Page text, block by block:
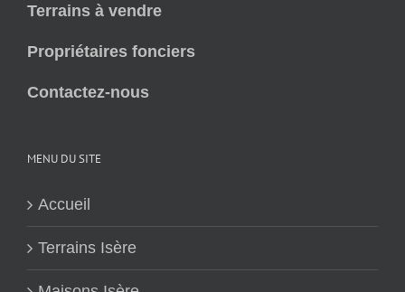
Terrains à vendre
Propriétaires fonciers
Contactez-nous
MENU DU SITE
Accueil
Terrains Isère